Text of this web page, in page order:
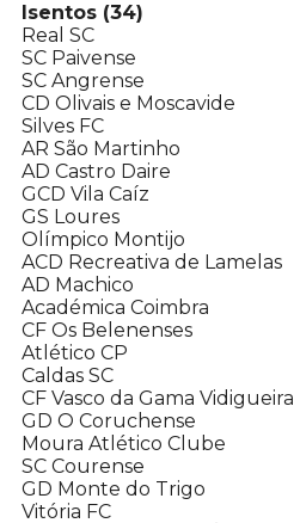
Isentos (34)
Real SC
SC Paivense
SC Angrense
CD Olivais e Moscavide
Silves FC
AR São Martinho
AD Castro Daire
GCD Vila Caíz
GS Loures
Olímpico Montijo
ACD Recreativa de Lamelas
AD Machico
Académica Coimbra
CF Os Belenenses
Atlético CP
Caldas SC
CF Vasco da Gama Vidigueira
GD O Coruchense
Moura Atlético Clube
SC Courense
GD Monte do Trigo
Vitória FC